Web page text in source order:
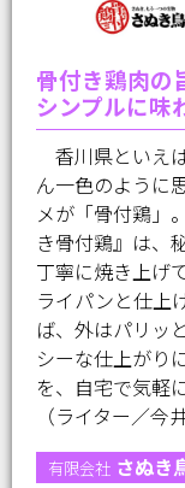
骨付き鶏肉の
シンプルに味
香川県といえ
ん一色のように
メが「骨付鶏」
き骨付鶏』は、
丁寧に焼き上げ
ライパンと仕上
ば、外はパリッ
シーな仕上がり
を、自宅で気軽
（ライター／今
有限会社 さぬき